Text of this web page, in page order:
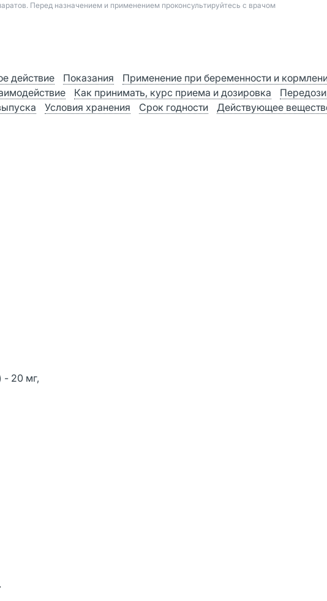
Перед назначением и применением проконсультируйтесь с врачом
действие Показания
Применение при беременности и
Как принимать, курс приема и дозировка
Условия хранения Срок годности Действующее
- 20 мг,